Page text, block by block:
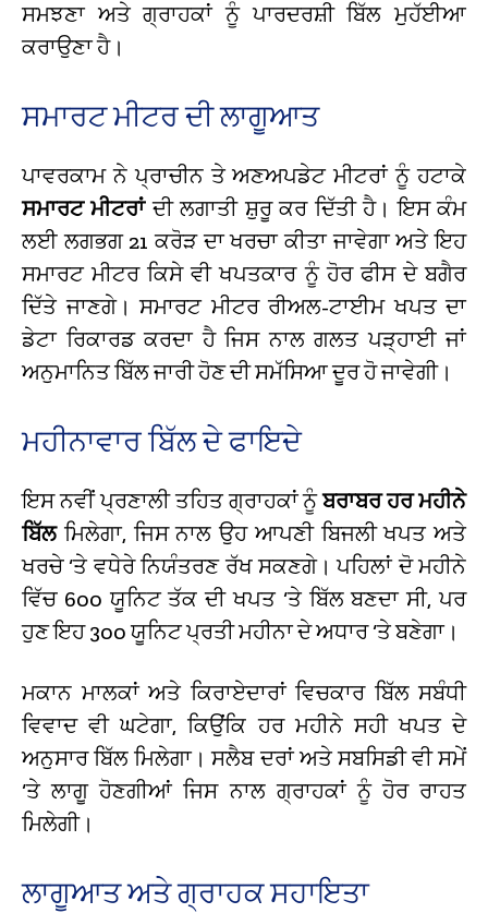
ਸਮਝਣਾ ਅਤੇ ਗ੍ਰਾਹਕਾਂ ਨੂੰ ਪਾਰਦਰਸ਼ੀ ਬਿੱਲ ਮੁਹੱਈਆ
ਕਰਾਉਣਾ ਹੈ।
ਸਮਾਰਟ ਮੀਟਰ ਦੀ ਲਾਗੂਆਤ
ਪਾਵਰਕਾਮ ਨੇ ਪ੍ਰਾਚੀਨ ਤੇ ਅਣਅਪਡੇਟ ਮੀਟਰਾਂ ਨੂੰ ਹਟਾਕੇ
ਸਮਾਰਟ ਮੀਟਰਾਂਦੀ ਲਗਾਤੀ ਸ਼ੁਰੂ ਕਰ ਦਿੱਤੀ ਹੈ। ਇਸ ਕੰਮ
ਲਈ ਲਗਭਗ ₹21 ਕਰੋੜ ਦਾ ਖਰਚਾ ਕੀਤਾ ਜਾਵੇਗਾ ਅਤੇ ਇਹ
ਸਮਾਰਟ ਮੀਟਰ ਕਿਸੇ ਵੀ ਖਪਤਕਾਰ ਨੂੰ ਹੋਰ ਫੀਸ ਦੇ ਬਗੈਰ
ਦਿੱਤੇ ਜਾਣਗੇ। ਸਮਾਰਟ ਮੀਟਰ ਰੀਅਲ-ਟਾਈਮ ਖਪਤ ਦਾ
ਡੇਟਾ ਰਿਕਾਰਡ ਕਰਦਾ ਹੈ ਜਿਸ ਨਾਲ ਗਲਤ ਪੜ੍ਹਾਈ ਜਾਂ
ਅਨੁਮਾਨਿਤ ਬਿੱਲ ਜਾਰੀ ਹੋਣ ਦੀ ਸਮੱਸਿਆ ਦੂਰ ਹੋ ਜਾਵੇਗੀ।
ਮਹੀਨਾਵਾਰ ਬਿੱਲ ਦੇ ਫਾਇਦੇ
ਇਸ ਨਵੀਂ ਪ੍ਰਣਾਲੀ ਤਹਿਤ ਗ੍ਰਾਹਕਾਂ ਨੂੰਬਰਾਬਰ ਹਰ ਮਹੀਨੇ
ਬਿੱਲਮਿਲੇਗਾ, ਜਿਸ ਨਾਲ ਉਹ ਆਪਣੀ ਬਿਜਲੀ ਖਪਤ ਅਤੇ
ਖਰਚੇ ‘ਤੇ ਵਧੇਰੇ ਨਿਯੰਤਰਣ ਰੱਖ ਸਕਣਗੇ। ਪਹਿਲਾਂ ਦੋ ਮਹੀਨੇ
ਵਿੱਚ 600 ਯੂਨਿਟ ਤੱਕ ਦੀ ਖਪਤ ‘ਤੇ ਬਿੱਲ ਬਣਦਾ ਸੀ, ਪਰ
ਹੁਣ ਇਹ 300 ਯੂਨਿਟ ਪ੍ਰਤੀ ਮਹੀਨਾ ਦੇ ਅਧਾਰ ‘ਤੇ ਬਣੇਗਾ।
ਮਕਾਨ ਮਾਲਕਾਂ ਅਤੇ ਕਿਰਾਏਦਾਰਾਂ ਵਿਚਕਾਰ ਬਿੱਲ ਸਬੰਧੀ
ਵਿਵਾਦ ਵੀ ਘਟੇਗਾ, ਕਿਉਂਕਿ ਹਰ ਮਹੀਨੇ ਸਹੀ ਖਪਤ ਦੇ
ਅਨੁਸਾਰ ਬਿੱਲ ਮਿਲੇਗਾ। ਸਲੈਬ ਦਰਾਂ ਅਤੇ ਸਬਸਿਡੀ ਵੀ ਸਮੇਂ
‘ਤੇ ਲਾਗੂ ਹੋਣਗੀਆਂ ਜਿਸ ਨਾਲ ਗ੍ਰਾਹਕਾਂ ਨੂੰ ਹੋਰ ਰਾਹਤ
ਮਿਲੇਗੀ।
ਲਾਗੂਆਤ ਅਤੇ ਗ੍ਰਾਹਕ ਸਹਾਇਤਾ